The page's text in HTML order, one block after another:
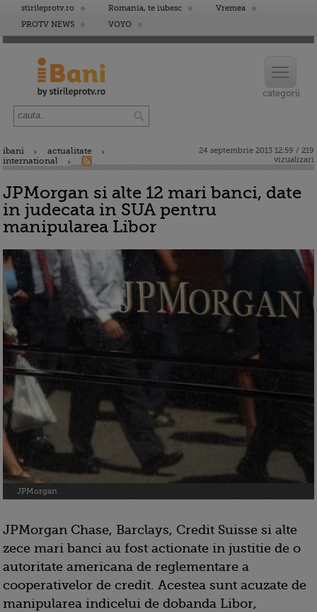
stirileprotv.ro Romania, te iubesc
Vremea
PROTV NEWS
VOYO
ibani
actualitate
international
24 septembrie 2013 12:59 / 219
vizualizari
JPMorgan si alte 12 mari banci, date
in judecata in SUA pentru
manipularea Libor
JPMorgan
JPMorgan Chase, Barclays, Credit Suisse si alte
zece mari banci au fost actionate in justitie de o
autoritate americana de reglementare a
cooperativelor de credit. Acestea sunt acuzate de
manipularea indicelui de dobanda Libor,